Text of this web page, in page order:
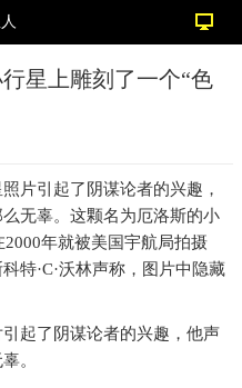
星上雕刻了一个“色
片引起了阴谋论者的兴趣，
无辜。这颗名为厄洛斯的小
年就被美国宇航局拍摄
特·C·沃林声称，图片中隐藏
起了阴谋论者的兴趣，他声
。